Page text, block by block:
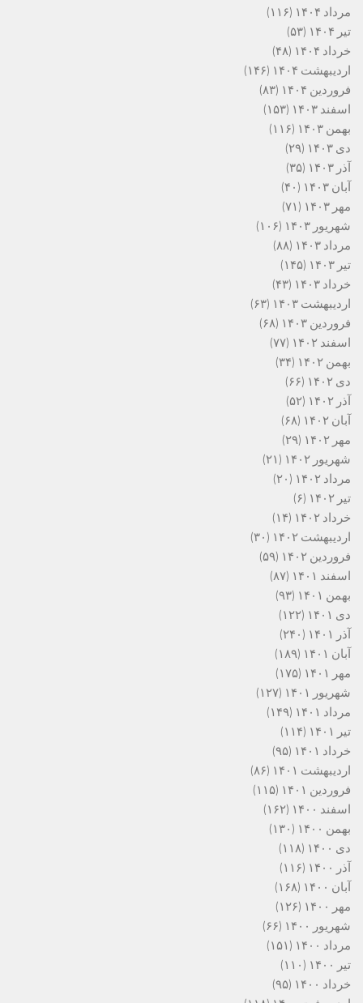
مرداد ۱۴۰۴
(۱۱۶)
تیر ۱۴۰۴
(۵۳)
خرداد ۱۴۰۴
(۴۸)
اردیبهشت ۱۴۰۴
(۱۴۶)
فروردین ۱۴۰۴
(۸۳)
اسفند ۱۴۰۳
(۱۵۳)
بهمن ۱۴۰۳
(۱۱۶)
دی ۱۴۰۳
(۲۹)
آذر ۱۴۰۳
(۳۵)
آبان ۱۴۰۳
(۴۰)
مهر ۱۴۰۳
(۷۱)
شهریور ۱۴۰۳
(۱۰۶)
مرداد ۱۴۰۳
(۸۸)
تیر ۱۴۰۳
(۱۴۵)
خرداد ۱۴۰۳
(۴۳)
اردیبهشت ۱۴۰۳
(۶۳)
فروردین ۱۴۰۳
(۶۸)
اسفند ۱۴۰۲
(۷۷)
بهمن ۱۴۰۲
(۳۴)
دی ۱۴۰۲
(۶۶)
آذر ۱۴۰۲
(۵۲)
آبان ۱۴۰۲
(۶۸)
مهر ۱۴۰۲
(۲۹)
شهریور ۱۴۰۲
(۲۱)
مرداد ۱۴۰۲
(۲۰)
تیر ۱۴۰۲
(۶)
خرداد ۱۴۰۲
(۱۴)
اردیبهشت ۱۴۰۲
(۳۰)
فروردین ۱۴۰۲
(۵۹)
اسفند ۱۴۰۱
(۸۷)
بهمن ۱۴۰۱
(۹۳)
دی ۱۴۰۱
(۱۲۲)
آذر ۱۴۰۱
(۲۴۰)
آبان ۱۴۰۱
(۱۸۹)
مهر ۱۴۰۱
(۱۷۵)
شهریور ۱۴۰۱
(۱۲۷)
مرداد ۱۴۰۱
(۱۴۹)
تیر ۱۴۰۱
(۱۱۴)
خرداد ۱۴۰۱
(۹۵)
اردیبهشت ۱۴۰۱
(۸۶)
فروردین ۱۴۰۱
(۱۱۵)
اسفند ۱۴۰۰
(۱۶۲)
بهمن ۱۴۰۰
(۱۳۰)
دی ۱۴۰۰
(۱۱۸)
آذر ۱۴۰۰
(۱۱۶)
آبان ۱۴۰۰
(۱۶۸)
مهر ۱۴۰۰
(۱۲۶)
شهریور ۱۴۰۰
(۶۶)
مرداد ۱۴۰۰
(۱۵۱)
تیر ۱۴۰۰
(۱۱۰)
خرداد ۱۴۰۰
(۹۵)